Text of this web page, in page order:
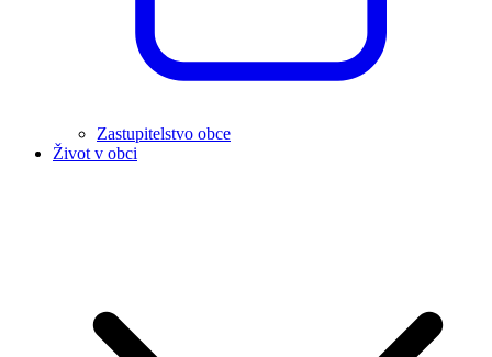
Zastupitelstvo obce
Život v obci